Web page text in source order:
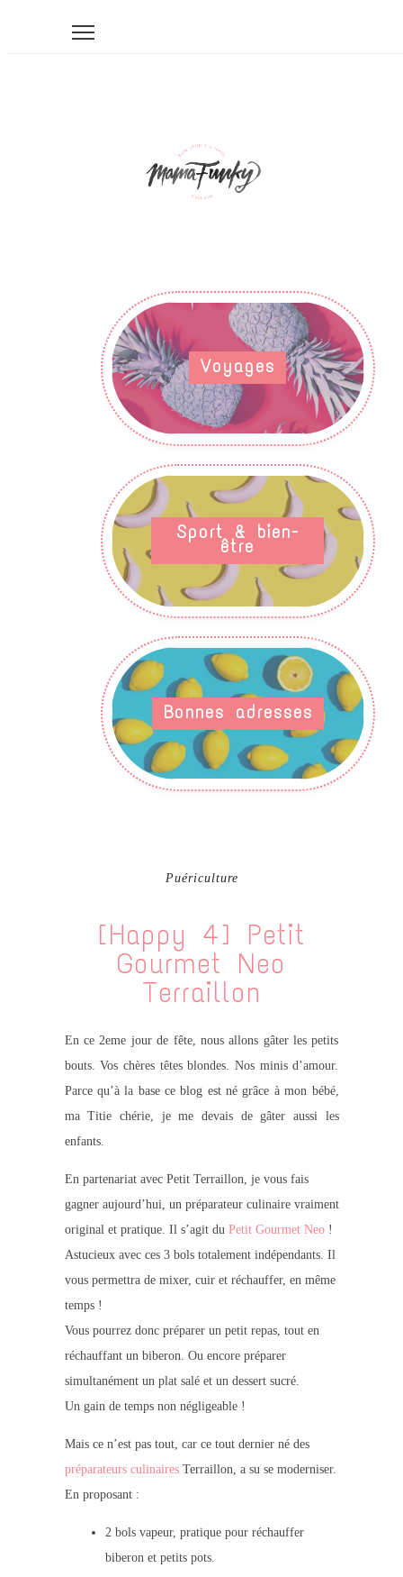
Voyages
Sport & bien-
être
Bonnes adresses
Puériculture
[Happy 4] Petit
Gourmet Neo
Terraillon
En ce 2eme jour de fête, nous allons gâter les petits
bouts. Vos chères têtes blondes. Nos minis d’amour.
Parce qu’à la base ce blog est né grâce à mon bébé,
ma Titie chérie, je me devais de gâter aussi les
enfants.
En partenariat avec Petit Terraillon, je vous fais
gagner aujourd’hui, un préparateur culinaire vraiment
original et pratique. Il s’agit du Petit Gourmet Neo!
Astucieux avec ces 3 bols totalement indépendants. Il
vous permettra de mixer, cuir et réchauffer, en même
temps !
Vous pourrez donc préparer un petit repas, tout en
réchauffant un biberon. Ou encore préparer
simultanément un plat salé et un dessert sucré.
Un gain de temps non négligeable !
Mais ce n’est pas tout, car ce tout dernier né des
préparateurs culinairesTerraillon, a su se moderniser.
En proposant :
2 bols vapeur, pratique pour réchauffer
biberon et petits pots.